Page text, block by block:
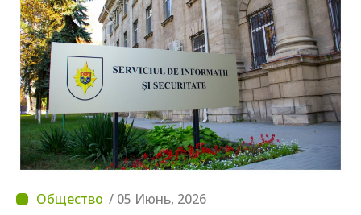
/ 05 Июнь, 2026